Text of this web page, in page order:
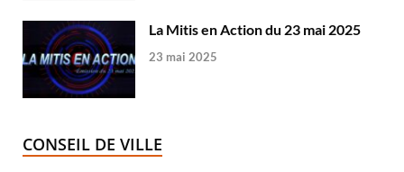
La Mitis en Action du 23 mai 2025
23 mai 2025
CONSEIL DE VILLE